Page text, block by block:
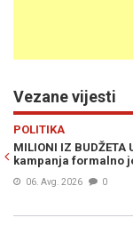
Vezane vijesti
dok
POLITIKA
BURNO U
Omarskoj
03. Jun. 2026